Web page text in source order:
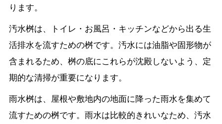
ります。
汚水桝は、トイレ・お風呂・キッチンなどから出る生
活排水を流すための桝です。汚水には油脂や固形物が
含まれるため、桝の底にこれらが沈殿しないよう、定
期的な清掃が重要になります。
雨水桝は、屋根や敷地内の地面に降った雨水を集めて
流すための桝です。雨水は比較的きれいなため、汚水